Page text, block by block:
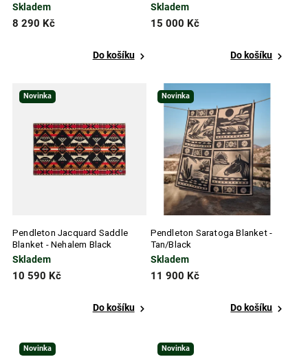
Skladem
8 290 Kč
Do košíku
Skladem
15 000 Kč
Do košíku
Novinka
Pendleton Jacquard Saddle
Blanket - Nehalem Black
Skladem
10 590 Kč
Do košíku
Novinka
Pendleton Saratoga Blanket -
Tan/Black
Skladem
11 900 Kč
Do košíku
Novinka Novinka